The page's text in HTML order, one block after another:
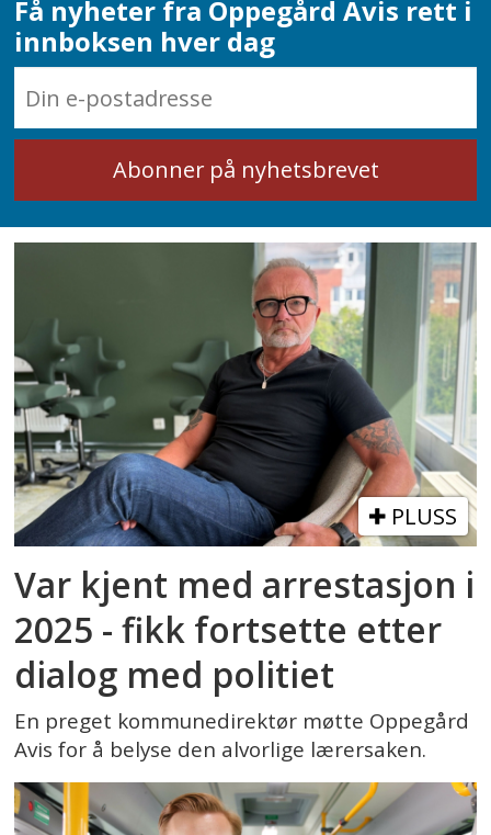
Få nyheter fra Oppegård Avis rett i
innboksen hver dag
PLUSS
Var kjent med arrestasjon i
2025 - fikk fortsette etter
dialog med politiet
En preget kommunedirektør møtte Oppegård
Avis for å belyse den alvorlige lærersaken.